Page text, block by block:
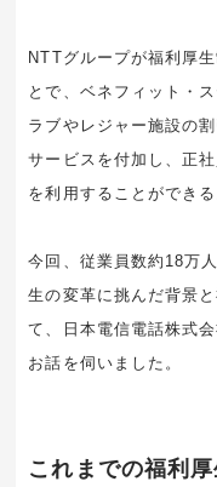
NTTグループが福利厚
とで、ベネフィット・
ラブやレジャー施設の
サービスを付加し、正
を利用することができ
今回、従業員数約18万
生の変革に挑んだ背景
て、日本電信電話株式
お話を伺いました。
これまでの福利